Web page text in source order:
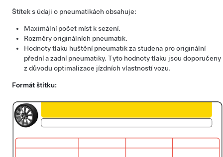
Štítek s údaji o pneumatikách obsahuje:
Maximální počet míst k sezení.
Rozměry originálních pneumatik.
Hodnoty tlaku huštění pneumatik za studena pro originální
přední a zadní pneumatiky. Tyto hodnoty tlaku jsou doporučeny
z důvodu optimalizace jízdních vlastností vozu.
Formát štítku: